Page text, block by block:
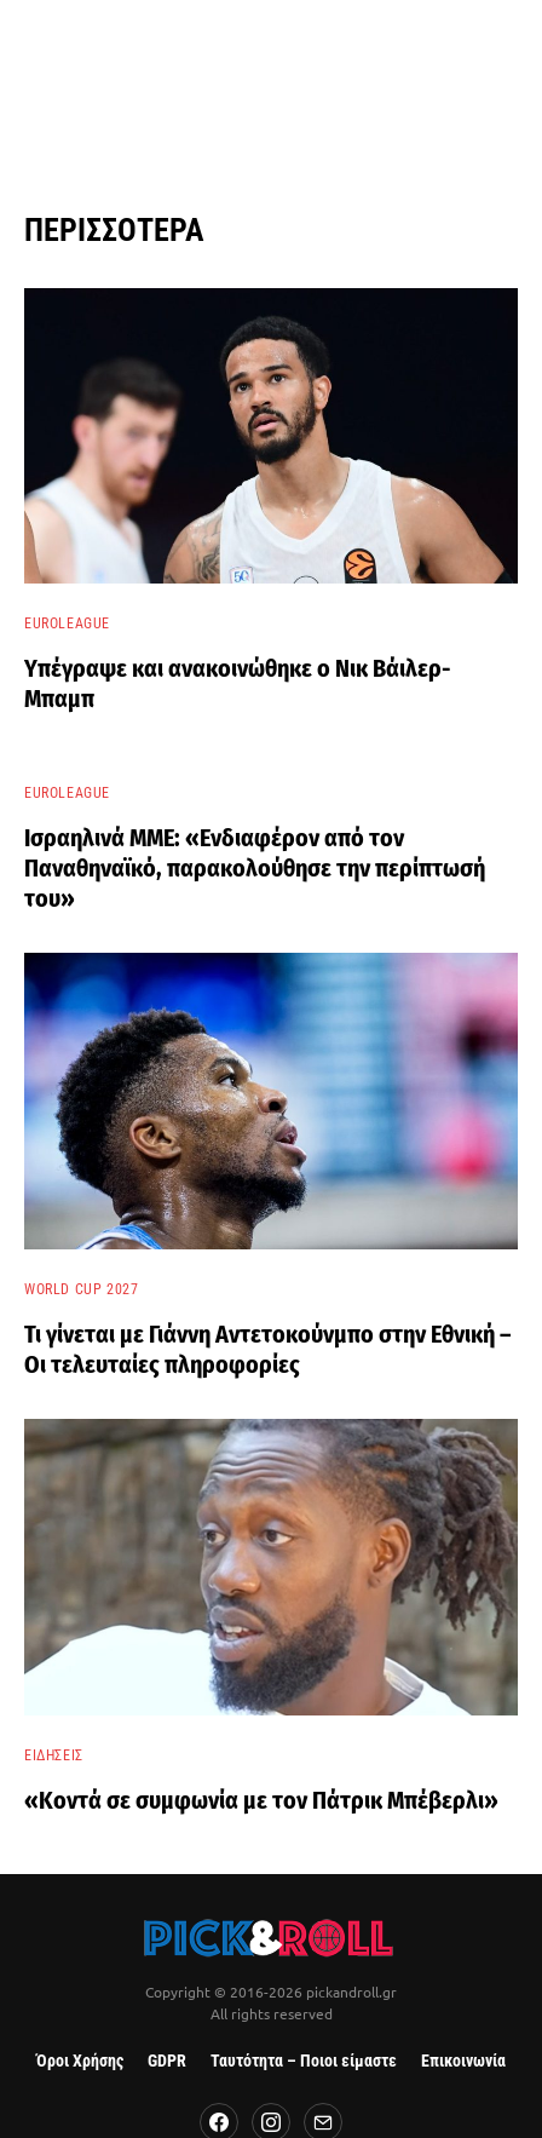
ΠΕΡΙΣΣΌΤΕΡΑ
EUROLEAGUE
Υπέγραψε και ανακοινώθηκε ο Νικ Βάιλερ-
Μπαμπ
EUROLEAGUE
Ισραηλινά ΜΜΕ: «Ενδιαφέρον από τον
Παναθηναϊκό, παρακολούθησε την περίπτωσή
του»
WORLD CUP 2027
Τι γίνεται με Γιάννη Αντετοκούνμπο στην Εθνική –
Οι τελευταίες πληροφορίες
ΕΙΔΉΣΕΙΣ
«Κοντά σε συμφωνία με τον Πάτρικ Μπέβερλι»
Copyright © 2016-2026 pickandroll.gr
All rights reserved
Όροι Χρήσης GDPR Ταυτότητα – Ποιοι είμαστε Επικοινωνία